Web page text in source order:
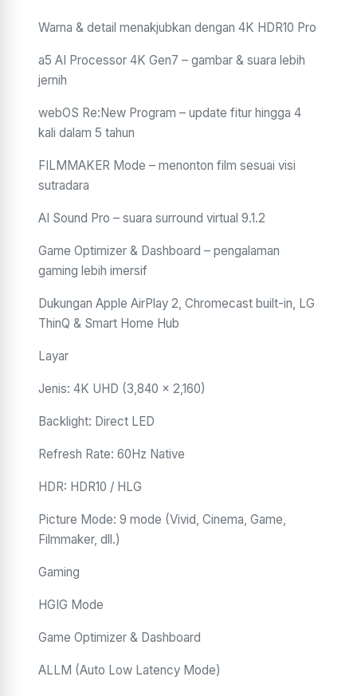
Warna & detail menakjubkan dengan 4K HDR10 Pro
a5 AI Processor 4K Gen7 – gambar & suara lebih
jernih
webOS Re:New Program – update fitur hingga 4
kali dalam 5 tahun
FILMMAKER Mode – menonton film sesuai visi
sutradara
AI Sound Pro – suara surround virtual 9.1.2
Game Optimizer & Dashboard – pengalaman
gaming lebih imersif
Dukungan Apple AirPlay 2, Chromecast built-in, LG
ThinQ & Smart Home Hub
Layar
Jenis: 4K UHD (3,840 × 2,160)
Backlight: Direct LED
Refresh Rate: 60Hz Native
HDR: HDR10 / HLG
Picture Mode: 9 mode (Vivid, Cinema, Game,
Filmmaker, dll.)
Gaming
HGIG Mode
Game Optimizer & Dashboard
ALLM (Auto Low Latency Mode)